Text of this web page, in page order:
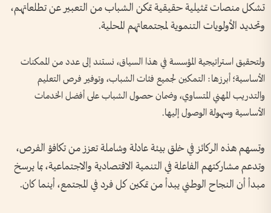
تشكل منصات تمثيلية حقيقية تمكن الشباب من التعبير عن تطلعاتهم،
وتحديد الأولويات التنموية لمجتمعاتهم المحلية.
ولتحقيق استراتيجية المؤسسة في هذا السياق، نستند إلى عدد من الممكنات
الأساسية؛ أبرزها: التمكين لجميع فئات الشباب، وتوفير فرص التعليم
والتدريب المهني المتساوي، وضمان حصول الشباب على أفضل الخدمات
الأساسية وسهولة الوصول إليها.
وتسهم هذه الركائز في خلق بيئة عادلة وشاملة تعزز من تكافؤ الفرص،
وتدعم مشاركتهم الفاعلة في التنمية الاقتصادية والاجتماعية، بما يرسخ
مبدأ أن النجاح الوطني يبدأ من تمكين كل فرد في المجتمع، أينما كان.